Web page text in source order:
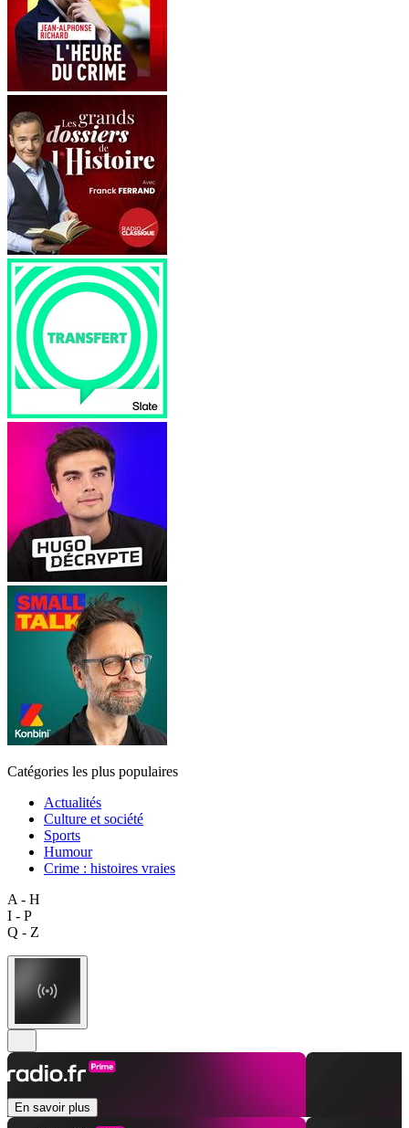
Catégories les plus populaires
Actualités
Culture et société
Sports
Humour
Crime : histoires vraies
A - H
I - P
Q - Z
En savoir plus